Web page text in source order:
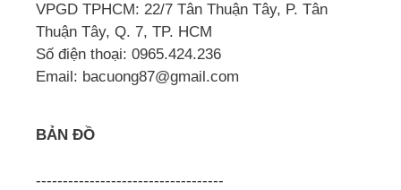
VPGD TPHCM: 22/7 Tân Thuận Tây, P. Tân
Thuận Tây, Q. 7, TP. HCM
Số điện thoại: 0965.424.236
Email: bacuong87@gmail.com
BẢN ĐỒ
-----------------------------------